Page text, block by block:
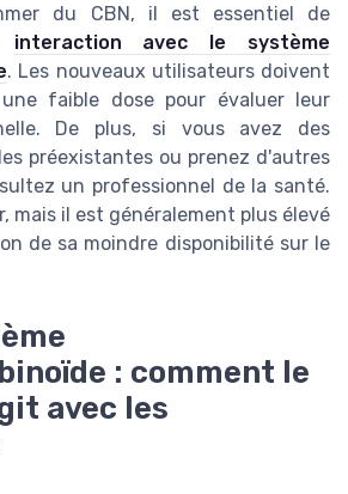
du CBN, il est essentiel de
interaction avec le système
. Les nouveaux utilisateurs doivent
faible dose pour évaluer leur
De plus, si vous avez des
préexistantes ou prenez d'autres
un professionnel de la santé.
mais il est généralement plus élevé
de sa moindre disponibilité sur le
: comment le
avec les